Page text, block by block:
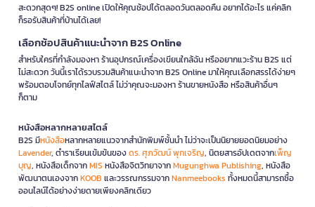
สะดวกสุดๆ! B2S online เปิดให้คุณช้อปได้ตลอดวันตลอดคืน อยากได้อะไร แค่คลิก
ก็รอรับสินค้าที่บ้านได้เลย!
เลือกช้อปสินค้าแนะนำจาก B2S Online
สำหรับใครที่กำลังมองหา ร้านอุปกรณ์เครื่องเขียนใกล้ฉัน หรืออยากแวะร้าน B2S แต่
ไม่สะดวก วันนี้เราได้รวบรวมสินค้าแนะนำจาก B2S Online มาให้คุณเลือกสรรได้ง่ายๆ
พร้อมตอบโจทย์ทุกไลฟ์สไตล์ ไม่ว่าคุณจะมองหา ร้านขายหนังสือ หรือสินค้าอื่นๆ
ก็ตาม
หนังสือหลากหลายสไตล์
B2S มีหนังสือหลากหลายแนวจากสำนักพิมพ์ชั้นนำ ไม่ว่าจะเป็นนิยายยอดนิยมอย่าง
Lavender, ตำราเรียนเข้มข้นของดร. ศุภวัฒน์ พุกเจริญ, นิตยสารอัปเดตจากเพ็ญ
บุญ, หนังสือเด็กจากMIS หนังสือจิตวิทยาจากMugunghwa Publishing, หนังสือ
พัฒนาตนเองจากKOOB และวรรณกรรมจากNanmeebooks ทั้งหมดนี้สามารถซื้อ
ออนไลน์ได้อย่างง่ายดายเพียงคลิกเดียว